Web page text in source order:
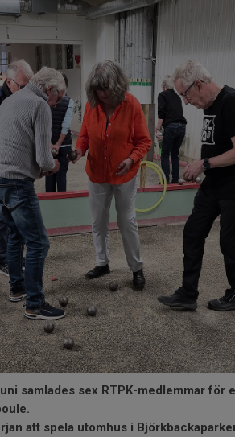
samlades sex RTPK-medlemmar för
att spela utomhus i